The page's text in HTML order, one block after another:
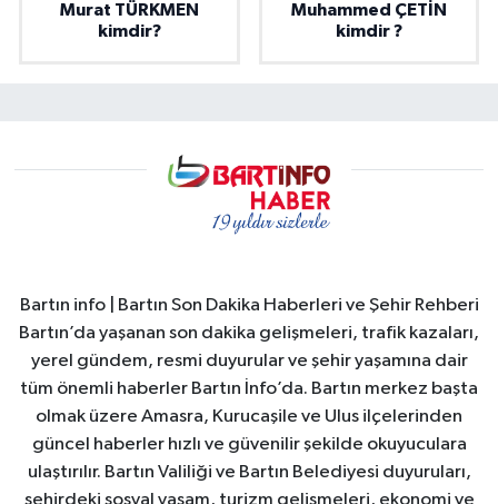
Murat TÜRKMEN
kimdir?
Muhammed ÇETİN
kimdir ?
Bartın info | Bartın Son Dakika Haberleri ve Şehir Rehberi
Bartın’da yaşanan son dakika gelişmeleri, trafik kazaları,
yerel gündem, resmi duyurular ve şehir yaşamına dair
tüm önemli haberler Bartın İnfo’da. Bartın merkez başta
olmak üzere Amasra, Kurucaşile ve Ulus ilçelerinden
güncel haberler hızlı ve güvenilir şekilde okuyuculara
ulaştırılır. Bartın Valiliği ve Bartın Belediyesi duyuruları,